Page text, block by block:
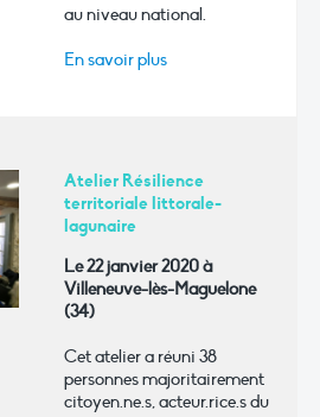
au niveau national.
En savoir plus
Atelier Résilience
territoriale littorale-
lagunaire
Le 22 janvier 2020 à
Villeneuve-lès-Maguelone
(34)
Cet atelier a réuni 38
personnes majoritairement
citoyen.ne.s, acteur.rice.s du